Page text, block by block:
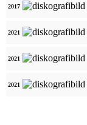
2017
2021
2021
2021